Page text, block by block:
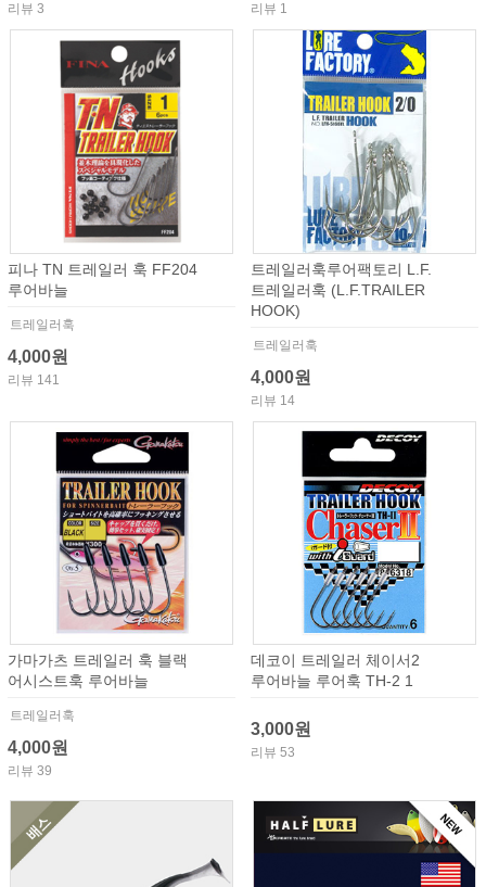
리뷰 3 리뷰 1
피나 TN 트레일러 훅 FF204
루어바늘
트레일러훅
4,000원
리뷰 141
트레일러훅루어팩토리 L.F.
트레일러훅 (L.F.TRAILER
HOOK)
트레일러훅
4,000원
리뷰 14
가마가츠 트레일러 훅 블랙
어시스트훅 루어바늘
트레일러훅
4,000원
리뷰 39
데코이 트레일러 체이서2
루어바늘 루어훅 TH-2 1
3,000원
리뷰 53